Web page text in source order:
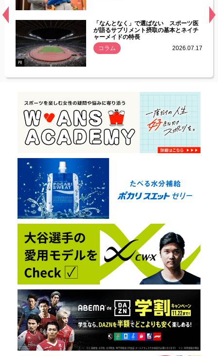
常
PR
「なんとなく」で選ばない スポーツ医
が語るサプリメント摂取の基本とネイチ
ャーメイドの特長
コラム
2026.07.17